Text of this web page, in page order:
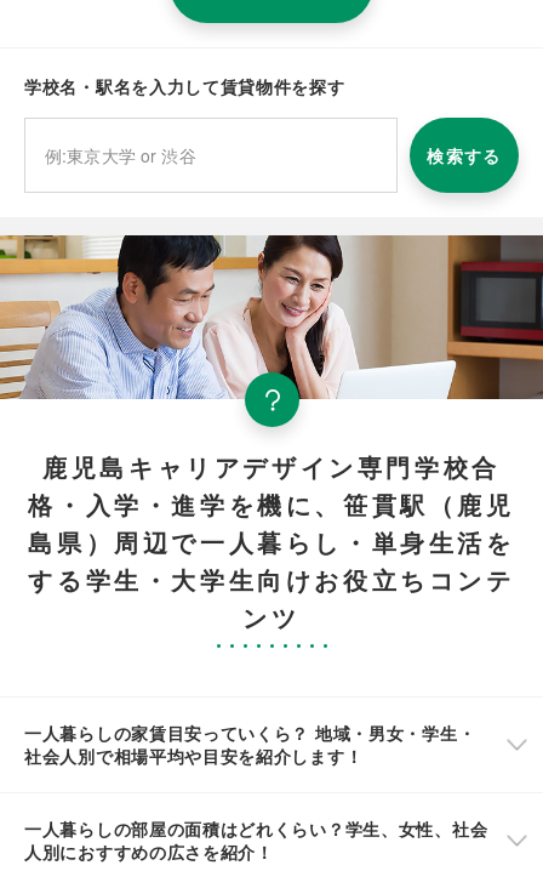
学校名・駅名を入力して賃貸物件を探す
検索する
鹿児島キャリアデザイン専門学校合
格・入学・進学を機に、笹貫駅（鹿児
島県）周辺で一人暮らし・単身生活を
する学生・大学生向けお役立ちコンテ
ンツ
一人暮らしの家賃目安っていくら？ 地域・男女・学生・
社会人別で相場平均や目安を紹介します！
一人暮らしの部屋の面積はどれくらい？学生、女性、社会
人別におすすめの広さを紹介！